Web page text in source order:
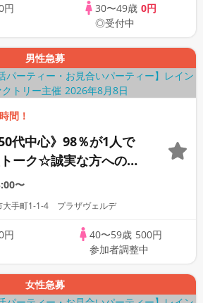
円
30〜49歳 0円
◎受付中
男性急募
間！
代中心》98％が1人で
ーク☆誠実な方への婚
〜
大手町1-1-4 プラザヴェルデ
円
40〜59歳 500円
参加者調整中
女性急募